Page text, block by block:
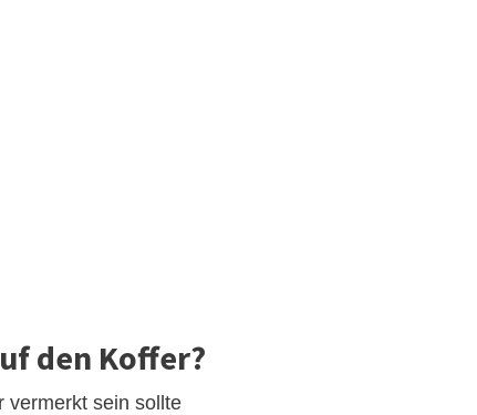
den Koffer?
vermerkt sein sollte